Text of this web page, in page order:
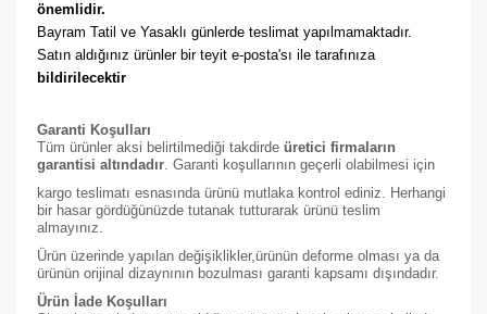
önemlidir.
Bayram Tatil ve Yasaklı günlerde teslimat yapılmamaktadır.
Satın aldığınız ürünler bir teyit e-posta'sı ile tarafınıza
bildirilecektir
Garanti Koşulları
Tüm ürünler aksi belirtilmediği takdirde üretici firmaların
garantisi altındadır. Garanti koşullarının geçerli olabilmesi için
kargo teslimatı esnasında ürünü mutlaka kontrol ediniz. Herhangi
bir hasar gördüğünüzde tutanak tutturarak ürünü teslim
almayınız.
Ürün üzerinde yapılan değişiklikler,ürünün deforme olması ya da
ürünün orijinal dizaynının bozulması garanti kapsamı dışındadır.
Ürün İade Koşulları